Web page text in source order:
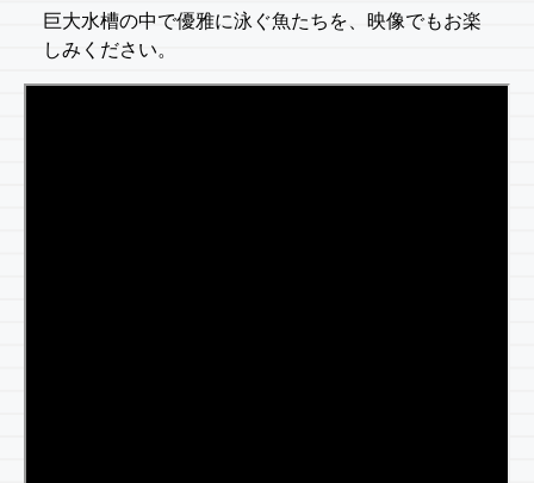
巨大水槽の中で優雅に泳ぐ魚たちを、映像でもお楽
しみください。